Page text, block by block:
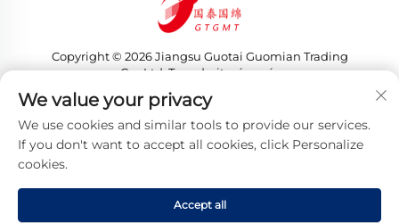
Copyright © 2026 Jiangsu Guotai Guomian Trading
Co., Ltd. Tous droits réservés
Politique de confidentialité
We value your privacy
We use cookies and similar tools to provide our services.
If you don't want to accept all cookies, click Personalize
cookies.
Accept all